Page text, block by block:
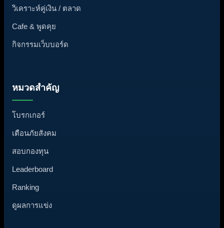
วิเคราะห์คู่เงิน / ตลาด
Cafe & พูดคุย
กิจกรรมเว็บบอร์ด
หมวดสำคัญ
โบรกเกอร์
เตือนภัยสังคม
สอบกองทุน
Leaderboard
Ranking
ดูผลการแข่ง